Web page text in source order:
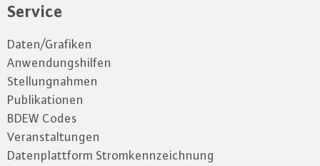
Service
Daten/Grafiken
Anwendungshilfen
Stellungnahmen
Publikationen
BDEW Codes
Veranstaltungen
Datenplattform Stromkennzeichnung